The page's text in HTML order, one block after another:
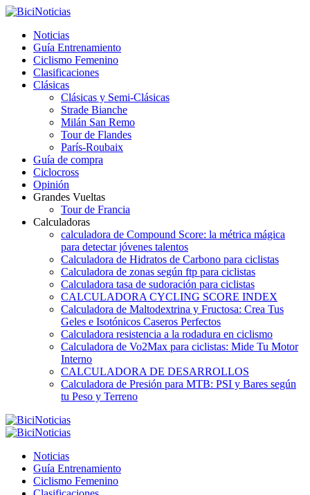
Noticias
Guía Entrenamiento
Ciclismo Femenino
Clasificaciones
Clásicas
Clásicas y Semi-Clásicas
Strade Bianche
Milán San Remo
Tour de Flandes
París-Roubaix
Guía de compra
Ciclocross
Opinión
Grandes Vueltas
Tour de Francia
Calculadoras
calculadora de Compound Score: la métrica mágica
para detectar jóvenes talentos
Calculadora de Hidratos de Carbono para ciclistas
Calculadora de zonas según ftp para ciclistas
Calculadora tasa de sudoración para ciclistas
CALCULADORA CYCLING SCORE INDEX
Calculadora de Maltodextrina y Fructosa: Crea Tus
Geles e Isotónicos Caseros Perfectos
Calculadora resistencia a la rodadura en ciclismo
Calculadora de Vo2Max para ciclistas: Mide Tu Motor
Interno
CALCULADORA DE DESARROLLOS
Calculadora de Presión para MTB: PSI y Bares según
tu Peso y Terreno
Noticias
Guía Entrenamiento
Ciclismo Femenino